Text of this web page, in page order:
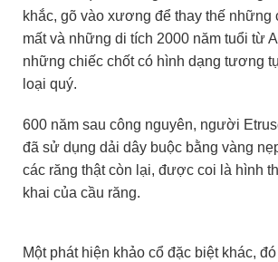
khắc, gõ vào xương để thay thế những
mất và những di tích 2000 năm tuổi từ
những chiếc chốt có hình dạng tương
loại quý.
600 năm sau công nguyên, người
đã sử dụng dải dây buộc bằng vàng
các răng thật còn lại, được coi là hình
khai của cầu răng.
Một phát hiện khảo cổ đặc biệt khác,